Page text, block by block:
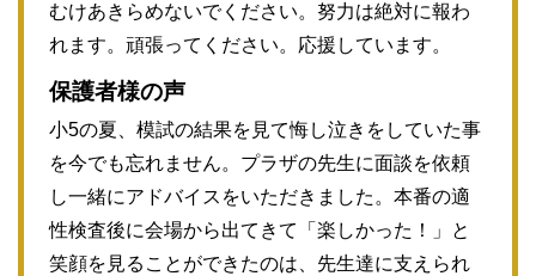
むけあきらめないでください。努力は絶対に報わ
れます。頑張ってください。応援しています。
保護者様の声
小5の夏、模試の結果を見て悔し泣きをしていた事
を今でも忘れません。プラザの先生に面談を依頼
し一緒にアドバイスをいただきました。本番の適
性検査後に会場から出てきて「楽しかった！」と
笑顔を見ることができたのは、先生達に支えられ